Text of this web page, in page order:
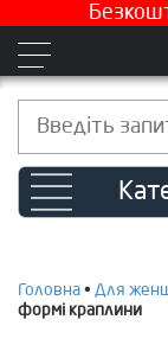
Головна • Для
формі краплини